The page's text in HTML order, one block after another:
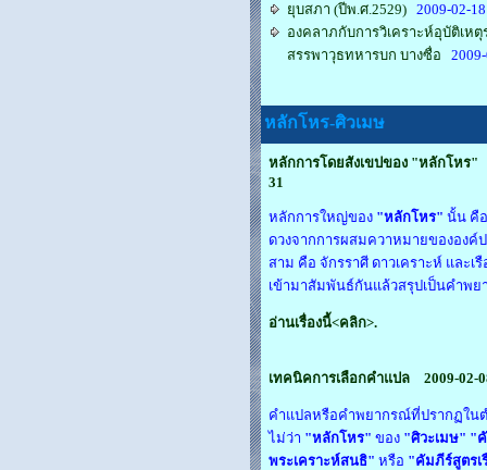
ยุบสภา (ปีพ.ศ.2529) 2009-02-18
องคลาภกับการวิเคราะห์อุบัติเห
สรรพาวุธทหารบก บางซื่อ
หลักโหร-ศิวเมษ
หลักการโดยสังเขปของ "หลักโหร"
31
หลักการใหญ่ของ "หลักโหร" นั้น คื
ดวงจากการผสมควาหมายขององค์
สาม คือ จักรราศี ดาวเคราะห์ และเ
เข้ามาสัมพันธ์กันแล้วสรุปเป็นคำพ
อ่านเรื่องนี้<คลิก>.
เทคนิคการเลือกคำแปล 2009-02-
คำแปลหรือคำพยากรณ์ที่ปรากฏในต
ไม่ว่า "หลักโหร" ของ "ศิวะเมษ" "
พระเคราะห์สนธิ" หรือ "คัมภีร์สูตรเ